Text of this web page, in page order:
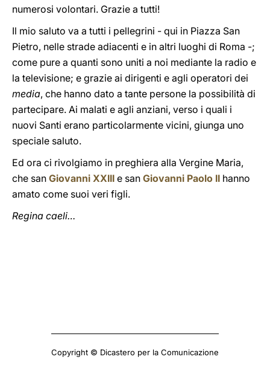
numerosi volontari. Grazie a tutti!
Il mio saluto va a tutti i pellegrini - qui in Piazza San
Pietro, nelle strade adiacenti e in altri luoghi di Roma -;
come pure a quanti sono uniti a noi mediante la radio e
la televisione; e grazie ai dirigenti e agli operatori dei
media, che hanno dato a tante persone la possibilità di
partecipare. Ai malati e agli anziani, verso i quali i
nuovi Santi erano particolarmente vicini, giunga uno
speciale saluto.
Ed ora ci rivolgiamo in preghiera alla Vergine Maria,
che san Giovanni XXIII e san Giovanni Paolo II hanno
amato come suoi veri figli.
Regina caeli…
Copyright © Dicastero per la Comunicazione